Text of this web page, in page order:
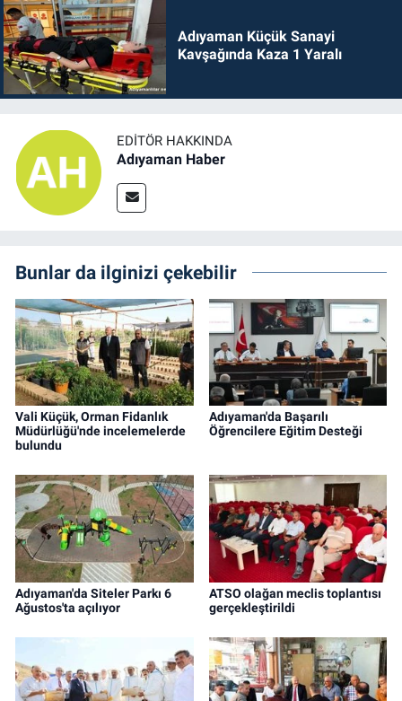
Adıyaman Küçük Sanayi
Kavşağında Kaza 1 Yaralı
EDITÖR HAKKINDA
Adıyaman Haber
Bunlar da ilginizi çekebilir
Vali Küçük, Orman Fidanlık
Müdürlüğü'nde incelemelerde
bulundu
Adıyaman'da Başarılı
Öğrencilere Eğitim Desteği
Adıyaman'da Siteler Parkı 6
Ağustos'ta açılıyor
ATSO olağan meclis toplantısı
gerçekleştirildi